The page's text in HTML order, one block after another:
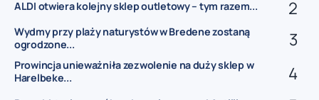
ALDI otwiera kolejny sklep outletowy – tym razem...
Wydmy przy plaży naturystów w Bredene zostaną
ogrodzone...
Prowincja unieważniła zezwolenie na duży sklep w
Harelbeke...